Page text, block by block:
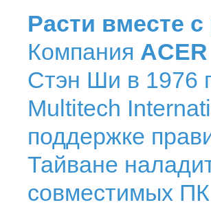
Расти вместе
Компания ACER
Стэн Ши в 1976
Multitech
поддержке
Тайване
совместимых